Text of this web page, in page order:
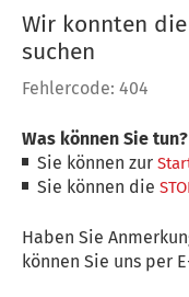
Wir konnten
suchen
Fehlercode: 404
Was können Sie tun?
Sie können zur
Sie können die
Haben Sie
können Sie uns per